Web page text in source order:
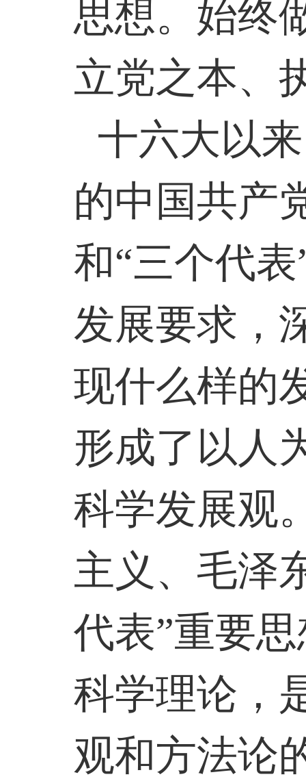
思想。始终
立党之本、
十六大以
的中国共产
和“三个代
发展要求，
现什么样的
形成了以人
科学发展观
主义、毛泽
代表”重要
科学理论，
观和方法论